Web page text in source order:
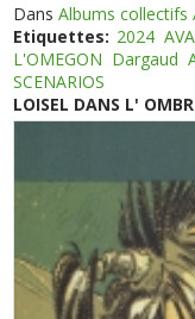
DansAlbums collectifs
Etiquettes: 2024
L'OMEGON Dargaud
SCENARIOS
LOISEL DANS L'